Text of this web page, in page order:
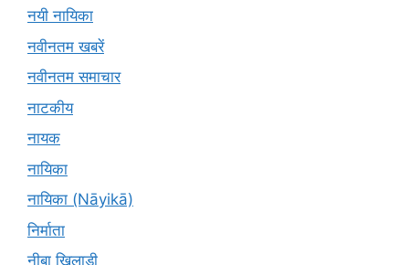
नयी नायिका
नवीनतम खबरें
नवीनतम समाचार
नाटकीय
नायक
नायिका
नायिका (Nāyikā)
निर्माता
नीबा खिलाड़ी